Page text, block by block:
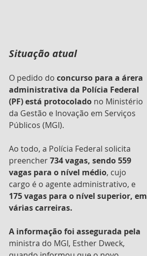
Situação atual
O pedido do concurso para a árera
administrativa da Polícia Federal
(PF) está protocolado no Ministério
da Gestão e Inovação em Serviços
Públicos (MGI).
Ao todo, a Polícia Federal solicita
preencher 734 vagas, sendo 559
vagas para o nível médio, cujo
cargo é o agente administrativo, e
175 vagas para o nível superior, em
várias carreiras.
A informação foi assegurada pela
ministra do MGI, Esther Dweck,